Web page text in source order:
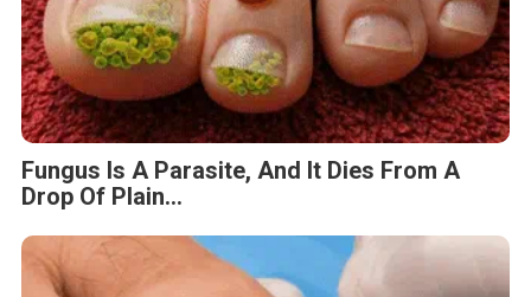
Fungus Is A Parasite, And It Dies From A
Drop Of Plain...